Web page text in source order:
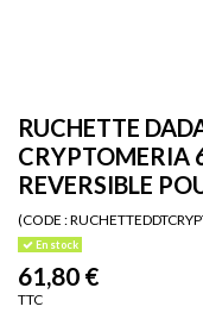
RUCHETTE
CRYPTOMERIA
REVERSIBLE
(CODE :
En stock
61,80 €
TTC